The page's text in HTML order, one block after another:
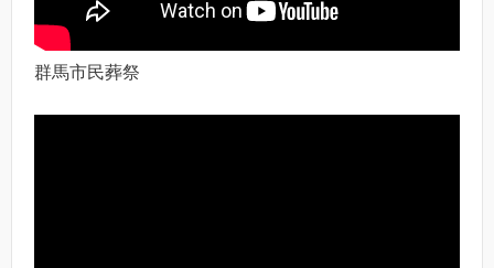
群馬市民葬祭